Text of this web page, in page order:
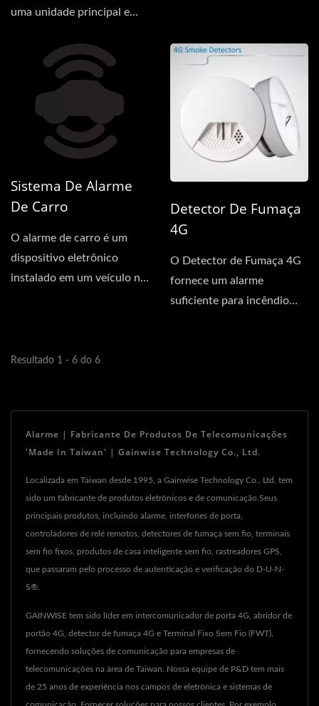
uma unidade principal e
Sistema De Alarme
De Carro
O alarme de carro é um
dispositivo eletrônico
instalado em um veículo na
Detector De Fumaça
4G
O Detector de Fumaça 4G
fornece um alarme
suficiente para incêndio
Resultado 1 - 6 do 6
Alarme | Fabricante De Produtos De Telecomunicações
'Made In Taiwan' | Gainwise Technology Co., Ltd.
Localizada em Taiwan desde 1995, a Gainwise Technology Co., Ltd. tem
sido um fabricante de produtos eletrônicos e de comunicação.Seus
principais produtos, incluindo alarme, interfones de porta,
controladores de relé remotos, detectores de fumaça sem fio, terminais
sem fio fixos, produtos de casa inteligente sem fio, rastreadores GPS,
que passaram pelo processo de autenticação e verificação do D-U-N-
S®.
GAINWISE tem sido líder em intercomunicador de porta 4G, abridor de
portão 4G, detector de fumaça 4G e Terminal Fixo Sem Fio (FWT),
fornecendo soluções de comunicação para empresas de
telecomunicações na área de Taiwan. Nossa equipe de P&D tem mais
de 25 anos de experiência nos campos de eletrônica e sistemas de